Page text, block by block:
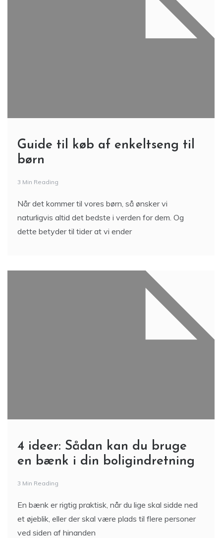
Guide til køb af enkeltseng til
børn
3 Min Reading
Når det kommer til vores børn, så ønsker vi
naturligvis altid det bedste i verden for dem. Og
dette betyder til tider at vi ender
4 ideer: Sådan kan du bruge
en bænk i din boligindretning
3 Min Reading
En bænk er rigtig praktisk, når du lige skal sidde ned
et øjeblik, eller der skal være plads til flere personer
ved siden af hinanden